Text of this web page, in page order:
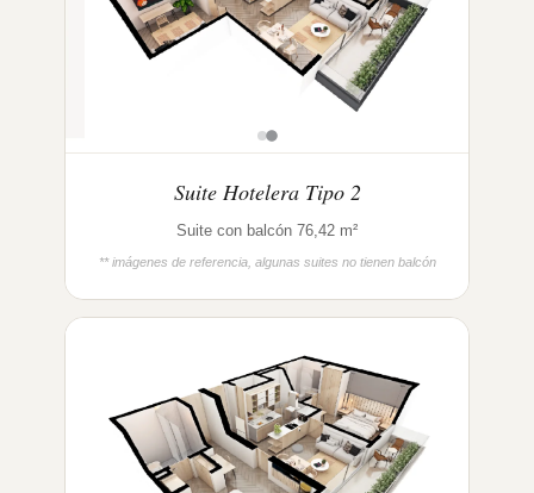
Suite Hotelera Tipo 2
Suite con balcón 76,42 m²
** imágenes de referencia, algunas suites no tienen balcón